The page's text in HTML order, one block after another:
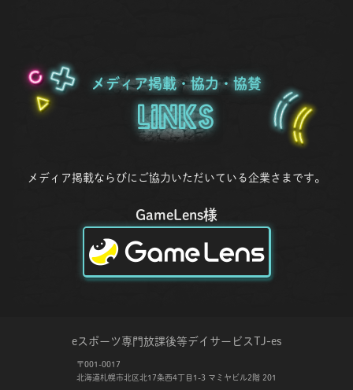
メディア掲載・協力・協賛
Links
メディア掲載ならびにご協力いただいている企業さまです。
GameLens様
eスポーツ専門放課後等デイサービス TJ-es
〒001-0017
北海道札幌市北区北17条西4丁目1-3 マミヤビル2階 201